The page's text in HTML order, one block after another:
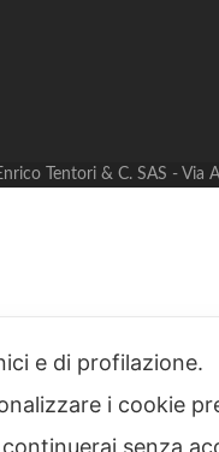
Tentori & C. SAS - Via
e di profilazione.
i cookie
senza